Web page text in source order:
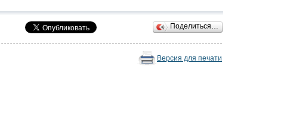
Поделиться…
Версия для печати